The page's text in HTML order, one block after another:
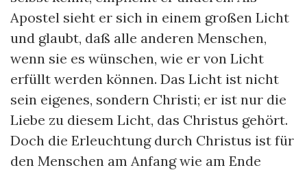
Apostel sieht er sich in einem großen Licht
und glaubt, daß alle anderen Menschen,
wenn sie es wünschen, wie er von Licht
erfüllt werden können. Das Licht ist nicht
sein eigenes, sondern Christi; er ist nur die
Liebe zu diesem Licht, das Christus gehört.
Doch die Erleuchtung durch Christus ist für
den Menschen am Anfang wie am Ende